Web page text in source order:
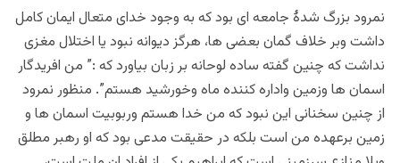
نمرود بزرگ شدۀ جامعه ای بود که به وجود خدای متعال ایمان کامل
داشت وبر خلاف گمان بعضی ها، هرگز دیوانه نبود یا اختلال مغزی
نداشت که چنین گفته ساده لوحانه بر زبان بیاورد که :” من افریدگار
اسمان ها وزمین واداره کننده ماه وخورشید هستم”. منظور نمرود
از چنین سخنانی این نبود که من خدا هستم وربوبیت اسمان ها و
زمین برعهده من است بلکه در حقیقت مدعی بود که او رهبر مطلق